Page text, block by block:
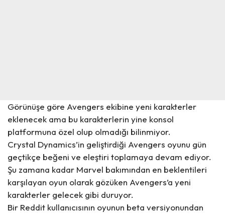
Görünüşe göre Avengers ekibine yeni karakterler
eklenecek ama bu karakterlerin yine konsol
platformuna özel olup olmadığı bilinmiyor.
Crystal Dynamics’in geliştirdiği Avengers oyunu gün
geçtikçe beğeni ve eleştiri toplamaya devam ediyor.
Şu zamana kadar Marvel bakımından en beklentileri
karşılayan oyun olarak gözüken Avengers’a yeni
karakterler gelecek gibi duruyor.
Bir Reddit kullanıcısının oyunun beta versiyonundan